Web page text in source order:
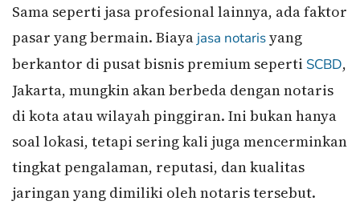
Sama seperti jasa profesional lainnya, ada faktor
pasar yang bermain. Biaya jasa notarisyang
berkantor di pusat bisnis premium seperti SCBD,
Jakarta, mungkin akan berbeda dengan notaris
di kota atau wilayah pinggiran. Ini bukan hanya
soal lokasi, tetapi sering kali juga mencerminkan
tingkat pengalaman, reputasi, dan kualitas
jaringan yang dimiliki oleh notaris tersebut.